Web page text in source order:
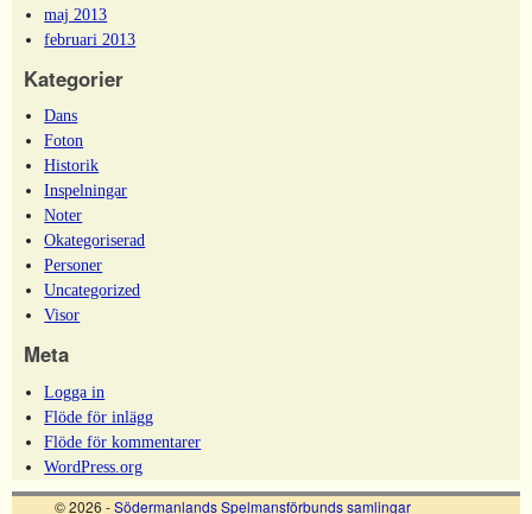
maj 2013
februari 2013
Kategorier
Dans
Foton
Historik
Inspelningar
Noter
Okategoriserad
Personer
Uncategorized
Visor
Meta
Logga in
Flöde för inlägg
Flöde för kommentarer
WordPress.org
© 2026 -Södermanlands Spelmansförbunds samlingar